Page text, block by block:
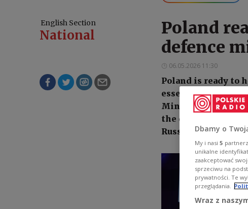
English Section
National
Poland
defence
06.05.2026 11:30
Poland is ready to
essential to
Minister
the country's
Russia's war in
Dbamy o
My i nasi 5
unikalne
zaakceptować
sprzeciwu na
prywatności. Te
przeglądania.
Wraz z